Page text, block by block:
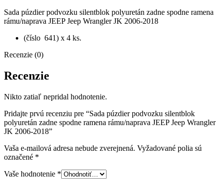
2006-
2018
Sada púzdier podvozku silentblok polyuretán zadne spodne ramena
rámu/naprava JEEP Jeep Wrangler JK 2006-2018
(číslo 641) x 4 ks.
Recenzie (0)
Recenzie
Nikto zatiaľ nepridal hodnotenie.
Pridajte prvú recenziu pre “Sada púzdier podvozku silentblok
polyuretán zadne spodne ramena rámu/naprava JEEP Jeep Wrangler
JK 2006-2018”
Vaša e-mailová adresa nebude zverejnená. Vyžadované polia sú
označené *
Vaše hodnotenie *